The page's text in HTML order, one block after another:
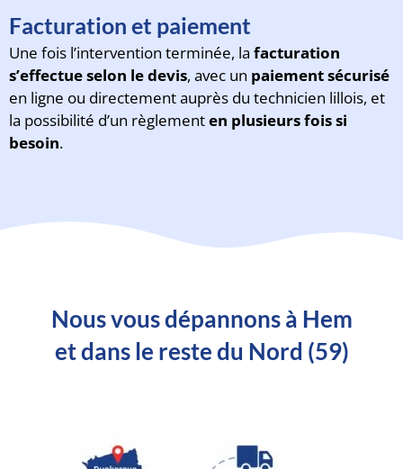
Facturation et paiement
Une fois l’intervention terminée, la facturation
s’effectue selon le devis, avec un paiement sécurisé
en ligne ou directement auprès du technicien lillois, et
la possibilité d’un règlementen plusieurs fois si
besoin.
Nous vous dépannons à Hem
et dans le reste du Nord (59)